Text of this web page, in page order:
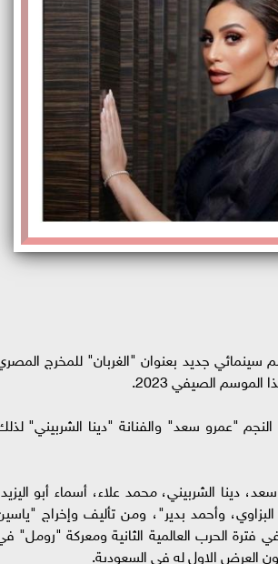
سينمائي جديد بعنوان "الغربان" للمخرج
الصيفي 2023.
"عمرو سعد" والفنانة "دينا الشربيني"
دينا الشربيني، محمد علاء، أسماء أبو
وأحمد بدير"، ومن تأليف وإخراج
وتدور قصة الفيلم في إطار من الحركة والدراما حول عام 1941 في فترة الحرب العالمية الثانية ومعركة
العرض الاول له في السعودية.